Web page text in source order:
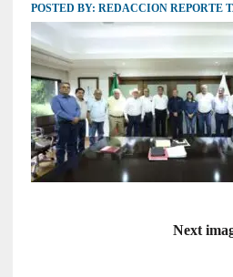
POSTED BY: REDACCION REPORTE
Next